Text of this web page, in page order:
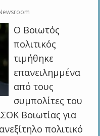
Ο Βοιωτός
πολιτικός
τιμήθηκε
επανειλημμένα
από τους
συμπολίτες του
Βοιωτίας για
πολιτικό